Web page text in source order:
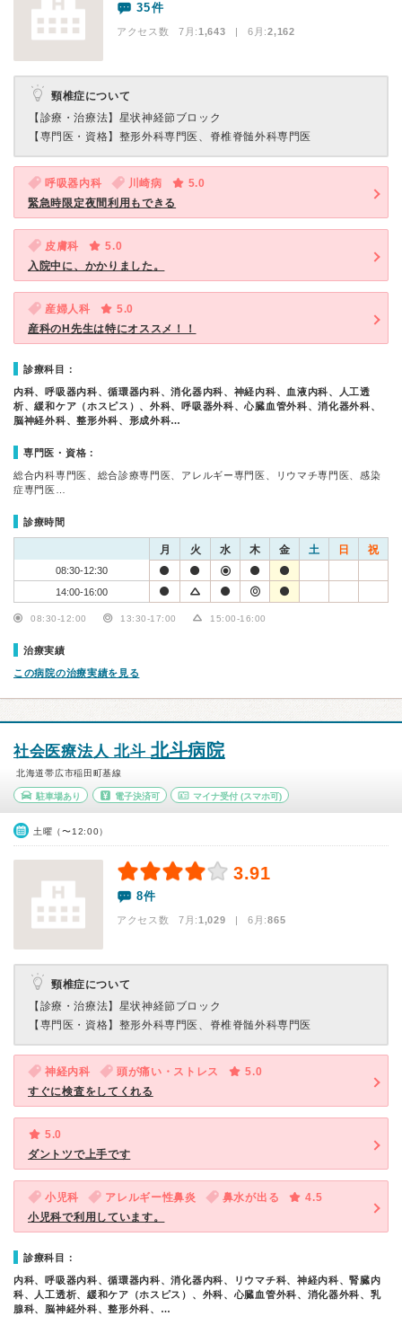
35件
アクセス数 7月:1,643 | 6月:2,162
頸椎症について
【診療・治療法】 星状神経節ブロック
【専門医・資格】 整形外科専門医、脊椎脊髄外科専門医
呼吸器内科 川崎病
5.0
緊急時限定夜間利用もできる
皮膚科
5.0
入院中に、かかりました。
産婦人科
5.0
産科のH先生は特にオススメ！！
診療科目：
内科、呼吸器内科、循環器内科、消化器内科、神経内科、血液内科、人工透
析、緩和ケア（ホスピス）、外科、呼吸器外科、心臓血管外科、消化器外科、
脳神経外科、整形外科、形成外科…
専門医・資格：
総合内科専門医、総合診療専門医、アレルギー専門医、リウマチ専門医、感染
症専門医…
診療時間
月 火 水 木 金 土 日 祝
08:30-12:30
14:00-16:00
08:30-12:00 13:30-17:00 15:00-16:00
治療実績
この病院の治療実績を見る
社会医療法人 北斗 北斗病院
北海道帯広市稲田町基線
駐車場あり 電子決済可 マイナ受付 (スマホ可)
土曜（〜12:00）
3.91
8件
アクセス数 7月:1,029 | 6月:865
頸椎症について
【診療・治療法】 星状神経節ブロック
【専門医・資格】 整形外科専門医、脊椎脊髄外科専門医
神経内科 頭が痛い・ストレス
5.0
すぐに検査をしてくれる
5.0
ダントツで上手です
小児科 アレルギー性鼻炎 鼻水が出る
4.5
小児科で利用しています。
診療科目：
内科、呼吸器内科、循環器内科、消化器内科、リウマチ科、神経内科、腎臓内
科、人工透析、緩和ケア（ホスピス）、外科、心臓血管外科、消化器外科、乳
腺科、脳神経外科、整形外科、…